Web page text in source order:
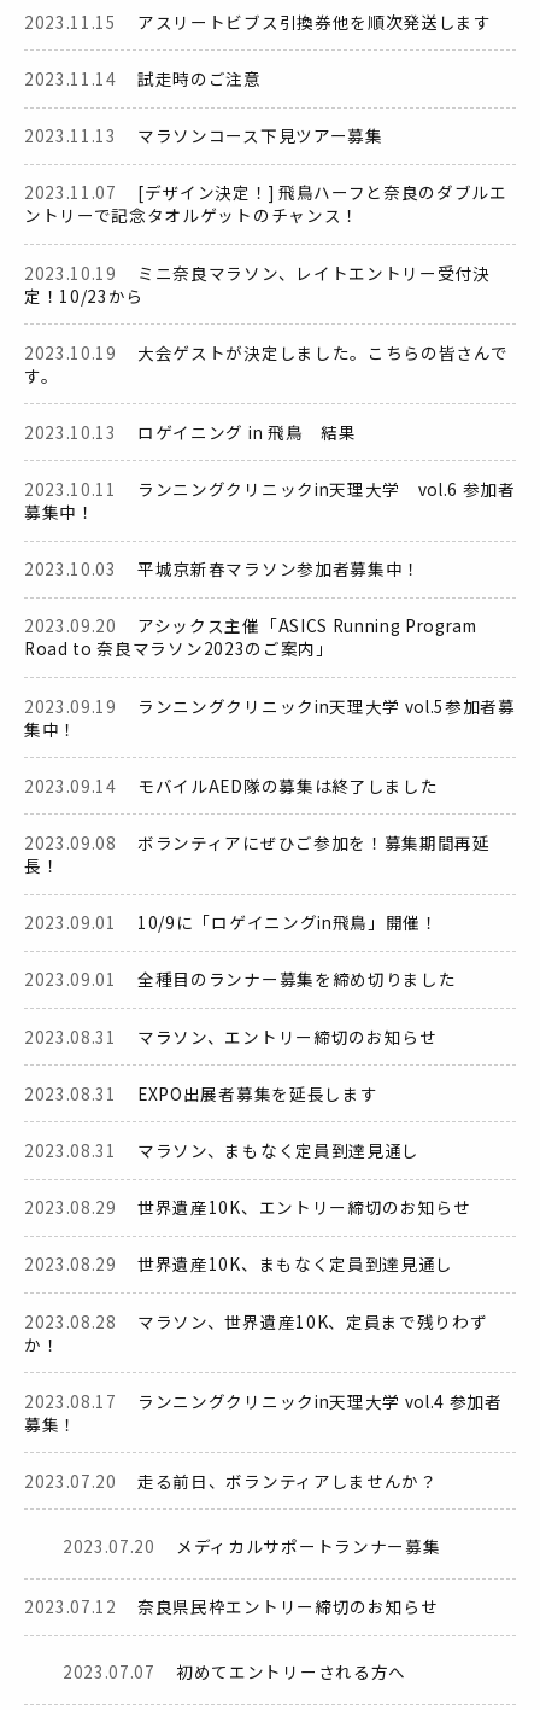
2023.11.15 アスリートビブス引換券他を順次発送します
2023.11.14 試走時のご注意
2023.11.13 マラソンコース下見ツアー募集
2023.11.07
[デザイン決定！] 飛鳥ハーフと奈良のダブルエ
ントリーで記念タオルゲットのチャンス！
2023.10.19
ミニ奈良マラソン、レイトエントリー受付決
定！10/23から
2023.10.19
大会ゲストが決定しました。こちらの皆さんで
す。
2023.10.13 ロゲイニング in 飛鳥 結果
2023.10.11
ランニングクリニックin天理大学 vol.6 参加者
募集中！
2023.10.03 平城京新春マラソン参加者募集中！
2023.09.20
アシックス主催「ASICS Running Program
Road to 奈良マラソン2023のご案内」
2023.09.19
ランニングクリニックin天理大学 vol.5参加者募
集中！
2023.09.14 モバイルAED隊の募集は終了しました
2023.09.08
ボランティアにぜひご参加を！募集期間再延
長！
2023.09.01 10/9に「ロゲイニングin飛鳥」開催！
2023.09.01 全種目のランナー募集を締め切りました
2023.08.31 マラソン、エントリー締切のお知らせ
2023.08.31 EXPO出展者募集を延長します
2023.08.31 マラソン、まもなく定員到達見通し
2023.08.29 世界遺産10K、エントリー締切のお知らせ
2023.08.29 世界遺産10K、まもなく定員到達見通し
2023.08.28
マラソン、世界遺産10K、定員まで残りわず
か！
2023.08.17
ランニングクリニックin天理大学 vol.4 参加者
募集！
2023.07.20 走る前日、ボランティアしませんか？
2023.07.20 メディカルサポートランナー募集
2023.07.12 奈良県民枠エントリー締切のお知らせ
2023.07.07 初めてエントリーされる方へ